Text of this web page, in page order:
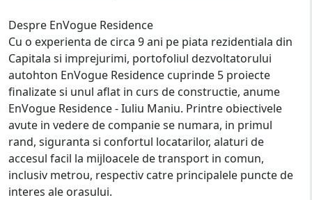
Despre EnVogue Residence
Cu o experienta de circa 9 ani pe piata rezidentiala din
Capitala si imprejurimi, portofoliul dezvoltatorului
autohton EnVogue Residence cuprinde 5 proiecte
finalizate si unul aflat in curs de constructie, anume
EnVogue Residence - Iuliu Maniu. Printre obiectivele
avute in vedere de companie se numara, in primul
rand, siguranta si confortul locatarilor, alaturi de
accesul facil la mijloacele de transport in comun,
inclusiv metrou, respectiv catre principalele puncte de
interes ale orasului.